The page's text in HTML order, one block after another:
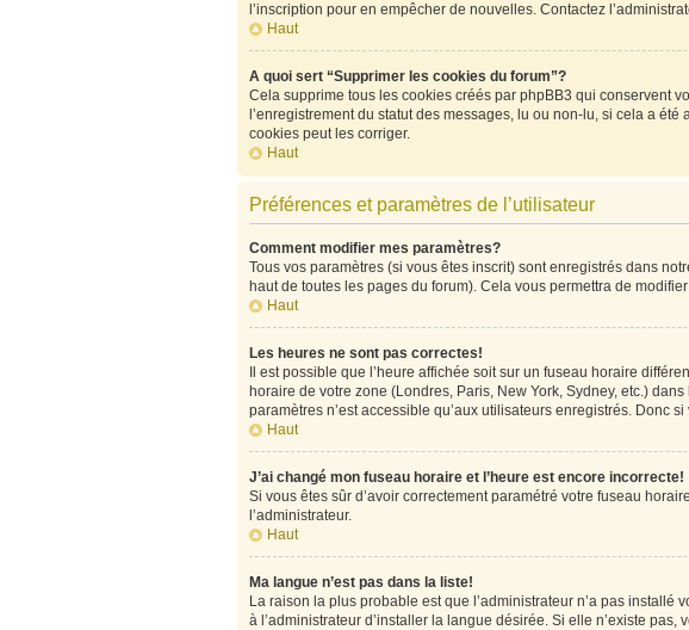
l’inscription pour en empêcher de nouvelles. Contactez
Haut
A quoi sert “Supprimer les cookies du forum”?
Cela supprime tous les cookies créés par phpBB3 qui conservent
l’enregistrement du statut des messages, lu ou non-lu, si cela a
cookies peut les corriger.
Haut
Préférences et paramètres de l’utilisateur
Comment modifier mes paramètres?
Tous vos paramètres (si vous êtes inscrit) sont enregistrés dans
haut de toutes les pages du forum). Cela vous permettra de
Haut
Les heures ne sont pas correctes!
Il est possible que l’heure affichée soit sur un fuseau horaire
horaire de votre zone (Londres, Paris, New York, Sydney, etc.)
paramètres n’est accessible qu’aux utilisateurs enregistrés. Donc
Haut
J’ai changé mon fuseau horaire et l’heure est encore incorrecte!
Si vous êtes sûr d’avoir correctement paramétré votre fuseau
l’administrateur.
Haut
Ma langue n’est pas dans la liste!
La raison la plus probable est que l’administrateur n’a pas
à l’administrateur d’installer la langue désirée. Si elle n’existe